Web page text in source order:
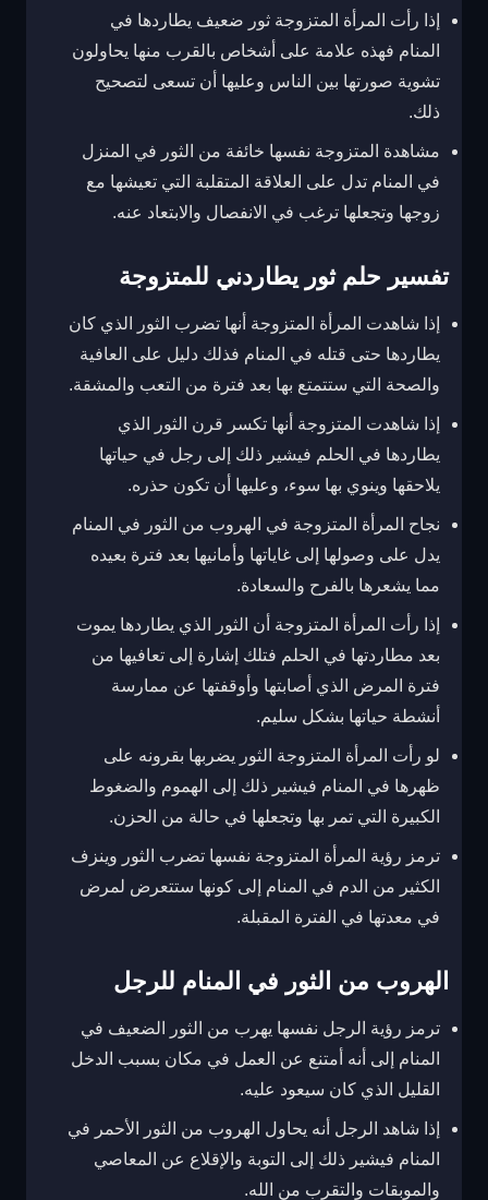
إذا رأت المرأة المتزوجة ثور ضعيف يطاردها في
المنام فهذه علامة على أشخاص بالقرب منها يحاولون
تشوية صورتها بين الناس وعليها أن تسعى لتصحيح
ذلك.
مشاهدة المتزوجة نفسها خائفة من الثور في المنزل
في المنام تدل على العلاقة المتقلبة التي تعيشها مع
زوجها وتجعلها ترغب في الانفصال والابتعاد عنه.
تفسير حلم ثور يطاردني للمتزوجة
إذا شاهدت المرأة المتزوجة أنها تضرب الثور الذي كان
يطاردها حتى قتله في المنام فذلك دليل على العافية
والصحة التي ستتمتع بها بعد فترة من التعب والمشقة.
إذا شاهدت المتزوجة أنها تكسر قرن الثور الذي
يطاردها في الحلم فيشير ذلك إلى رجل في حياتها
يلاحقها وينوي بها سوء، وعليها أن تكون حذره.
نجاح المرأة المتزوجة في الهروب من الثور في المنام
يدل على وصولها إلى غاياتها وأمانيها بعد فترة بعيده
مما يشعرها بالفرح والسعادة.
إذا رأت المرأة المتزوجة أن الثور الذي يطاردها يموت
بعد مطاردتها في الحلم فتلك إشارة إلى تعافيها من
فترة المرض الذي أصابتها وأوقفتها عن ممارسة
أنشطة حياتها بشكل سليم.
لو رأت المرأة المتزوجة الثور يضربها بقرونه على
ظهرها في المنام فيشير ذلك إلى الهموم والضغوط
الكبيرة التي تمر بها وتجعلها في حالة من الحزن.
ترمز رؤية المرأة المتزوجة نفسها تضرب الثور وينزف
الكثير من الدم في المنام إلى كونها ستتعرض لمرض
في معدتها في الفترة المقبلة.
الهروب من الثور في المنام للرجل
ترمز رؤية الرجل نفسها يهرب من الثور الضعيف في
المنام إلى أنه أمتنع عن العمل في مكان بسبب الدخل
القليل الذي كان سيعود عليه.
إذا شاهد الرجل أنه يحاول الهروب من الثور الأحمر في
المنام فيشير ذلك إلى التوبة والإقلاع عن المعاصي
والموبقات والتقرب من الله.